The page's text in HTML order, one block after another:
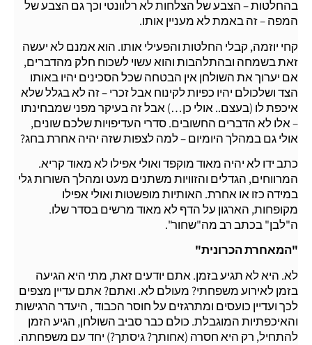
בהחלטות – הצבע של הצלחות לא רלוונטי וכך גם הצבע של
המפה – זה באמת לא מעניין אותו.
קחי יוזמה, קבלי החלטות והפעילי אותו. הוא אמנם לא יעשה
זאת בשמחה ובהתלהבות והוא עשוי לשכוח חלק מהדברים,
אם יערוך את השולחן אין הבטחה שכל הסכינים יהיו באותו
הצד ושלכולם יהיו כפיות לקינוח אבל זכרי – זה לא בגלל שלא
איכפת לו (בעצם.. אולי כן…) אבל זה בעיקר מפני שמבחינתו
– אלו לא הדברים החשובים. סדרי העדיפויות שלכם שונים,
אולי גם במהלך היומיום – למה לצפות שזה יהיה אחרת בחג?
כתב ידו לא יהיה מאוד מוקפד ואולי אפילו לא מאוד קריא.
המרווחים, הגדלים והזוויות משתנים מעט ומהלך השורות גלי
במידה כזו או אחרת. האותיות מופשטות ואולי אפילו
מקופחות, הארגון על הדף לא מאוד מרשים בסדר שלו.
ה"לבן" בכתב רב מה"שחור".
"המאחרת הכרונית"
לא. היא לא תגיע בזמן. אתם יודעים זאת, מתי היא הגיעה
בזמן לאירוע משפחתי? מעולם לא. ואתם? אתם עדיין מצפים
לכך ועדיין כועסים ומתרגזים על חוסר הכבוד , היעדר הרגישות
והאיכפתיות המוגבלת. כולם כבר סביב השולחן, הגיע הזמן
להתחיל, רק היא חסרה (אחותך? גיסתך?) יחד עם משפחתה.